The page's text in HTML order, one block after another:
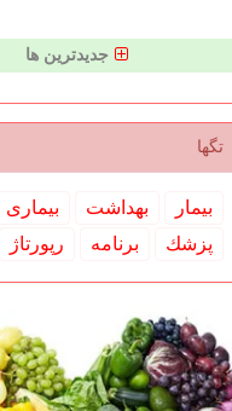
جدیدترین ها
تگها
بیمار بهداشت بیماری
پزشك
برنامه رپورتاژ